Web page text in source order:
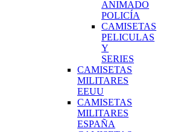
ANIMADO
POLICÍA
CAMISETAS
PELICULAS
Y
SERIES
CAMISETAS
MILITARES
EEUU
CAMISETAS
MILITARES
ESPAÑA